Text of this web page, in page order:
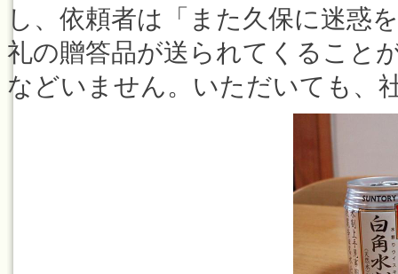
し、依頼者は「また久保に迷惑
礼の贈答品が送られてくること
などいません。いただいても、